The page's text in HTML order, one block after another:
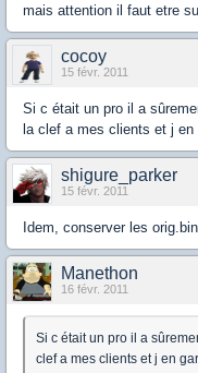
mais attention il faut etre
cocoy
15 févr. 2011
Si c était un pro il a
la clef a mes clients et j
shigure_parker
15 févr. 2011
Idem, conserver les
Manethon
16 févr. 2011
Si c était un pro il a
clef a mes clients et j en